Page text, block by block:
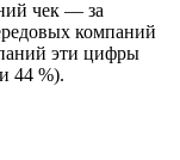
чек — за
компаний
эти цифры
44 %).